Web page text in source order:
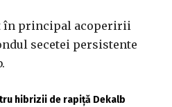
în principal acoperirii
secetei persistente
hibrizii de rapiță Dekalb